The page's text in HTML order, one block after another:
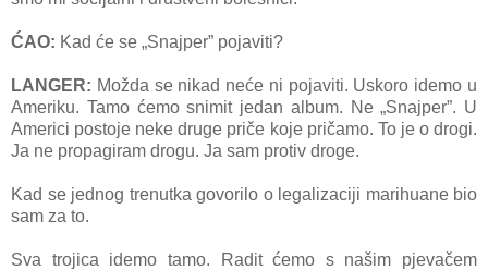
ĆAO: Kad će se „Snajper” pojaviti?
LANGER: Možda se nikad neće ni pojaviti. Uskoro idemo u
Ameriku. Tamo ćemo snimit jedan album. Ne „Snajper”. U
Americi postoje neke druge priče koje pričamo. To je o drogi.
Ja ne propagiram drogu. Ja sam protiv droge.
Kad se jednog trenutka govorilo o legalizaciji marihuane bio
sam za to.
Sva trojica idemo tamo. Radit ćemo s našim pjevačem